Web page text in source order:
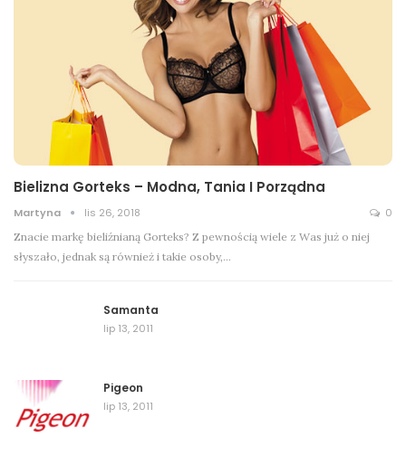
Bielizna Gorteks – Modna, Tania I Porządna
Martyna lis 26, 2018 0
Znacie markę bieliźnianą Gorteks? Z pewnością wiele z Was już o niej
słyszało, jednak są również i takie osoby,…
Samanta
lip 13, 2011
Pigeon
lip 13, 2011